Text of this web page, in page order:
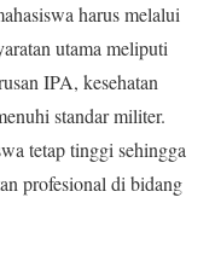
harus melalui
utama meliputi
IPA, kesehatan
standar militer.
tetap tinggi sehingga
profesional di bidang